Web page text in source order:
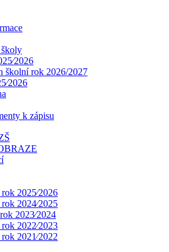
školy
školní rok 2026/2027
k zápisu
2025⁄2026
2024⁄2025
2023⁄2024
2022⁄2023
2021⁄2022